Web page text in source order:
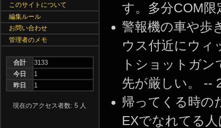
す。多分COM限
警報機の車や歩
ウス付近にウィ
トショットガ
先が厳しい。 --
帰ってくる時の
EXでなれてる
このサイトについて
編集ルール
お問い合わせ
管理者のメモ
合計
3133
今日
1
昨日
1
現在のアクセス者数: 5 人